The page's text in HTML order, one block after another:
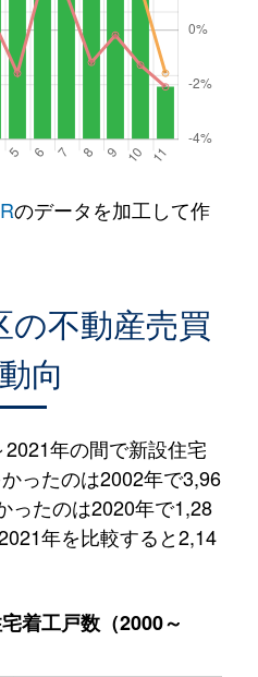
のデータを加工して作
の不動産売買
向
年の間で新設住宅
ったのは2002年で3,96
ったのは2020年で1,28
年を比較すると2,14
着工戸数（2000～